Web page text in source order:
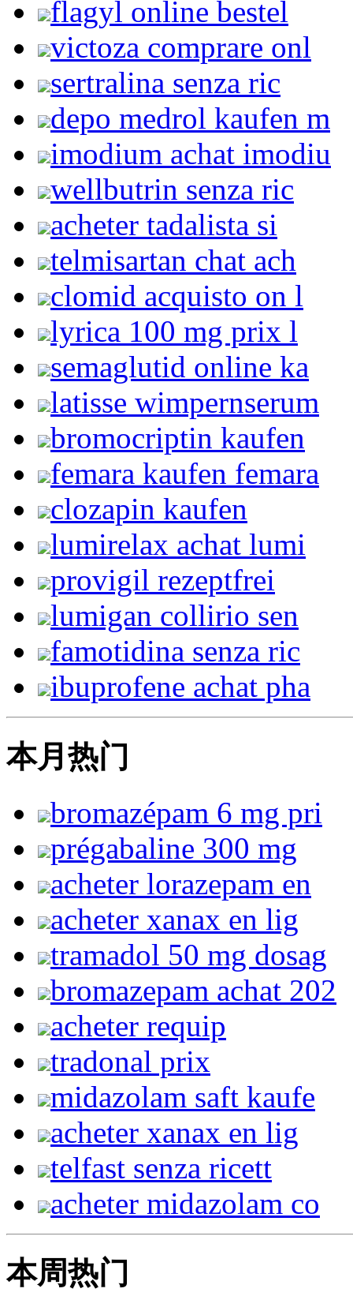
flagyl online bestel
victoza comprare onl
sertralina senza ric
depo medrol kaufen m
imodium achat imodiu
wellbutrin senza ric
acheter tadalista si
telmisartan chat ach
clomid acquisto on l
lyrica 100 mg prix l
semaglutid online ka
latisse wimpernserum
bromocriptin kaufen
femara kaufen femara
clozapin kaufen
lumirelax achat lumi
provigil rezeptfrei
lumigan collirio sen
famotidina senza ric
ibuprofene achat pha
本月热门
bromazépam 6 mg pri
prégabaline 300 mg
acheter lorazepam en
acheter xanax en lig
tramadol 50 mg dosag
bromazepam achat 202
acheter requip
tradonal prix
midazolam saft kaufe
acheter xanax en lig
telfast senza ricett
acheter midazolam co
本周热门